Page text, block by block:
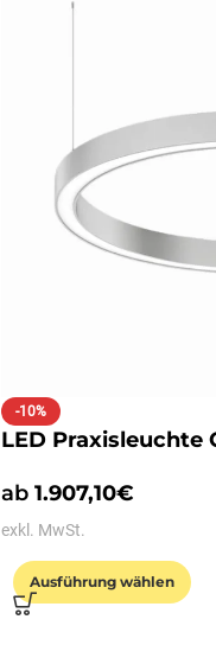
-10%
LED Praxisleuchte
ab1.907,10€
exkl. MwSt.
Ausführung wählen